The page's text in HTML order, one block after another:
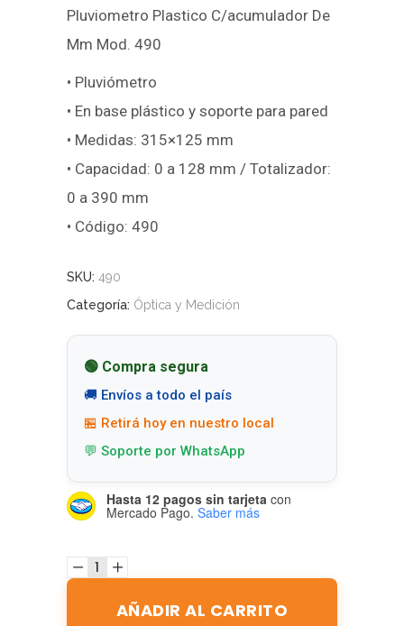
Pluviometro Plastico C/acumulador De
Mm Mod. 490
• Pluviómetro
• En base plástico y soporte para pared
• Medidas: 315×125 mm
• Capacidad: 0 a 128 mm / Totalizador:
0 a 390 mm
• Código: 490
SKU: 490
Categoría: Óptica y Medición
🟢 Compra segura
🚚 Envíos a todo el país
🏪 Retirá hoy en nuestro local
💬 Soporte por WhatsApp
Hasta 12 pagos sin tarjeta con
Mercado Pago. Saber más
AÑADIR AL CARRITO